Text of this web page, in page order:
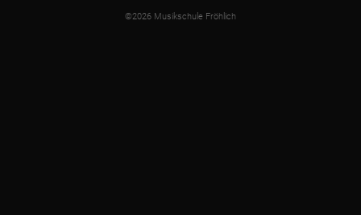
©2026 Musikschule Fröhlich